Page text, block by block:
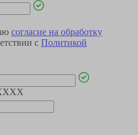
согласие на обработку
с Политикой